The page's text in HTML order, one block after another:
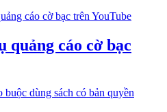
quảng cáo cờ bạc